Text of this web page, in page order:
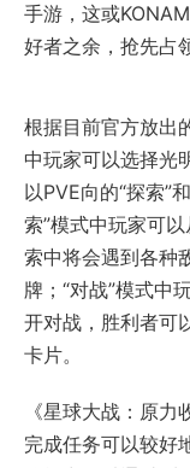
手游，这或
好者之余，抢先占
根据目前官方放出
中玩家可以选择光
以PVE向的“探索”
索”模式中玩家可
索中将会遇到各种
牌；“对战”模式中
开对战，胜利者可
卡片。
《星球大战：原
完成任务可以较好